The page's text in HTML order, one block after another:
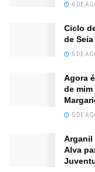
6 DE
Ciclo
de
5 DE
Agora
de
5 DE
Arganil
Alva